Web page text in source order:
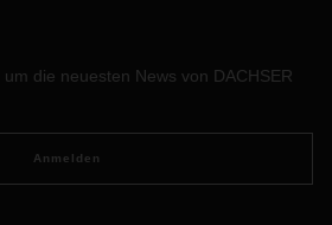
auf der Website veröffentlicht.
des Softwareanbieters
und LKW-Fahrer
die neuesten News von DACHSER
Anmelden